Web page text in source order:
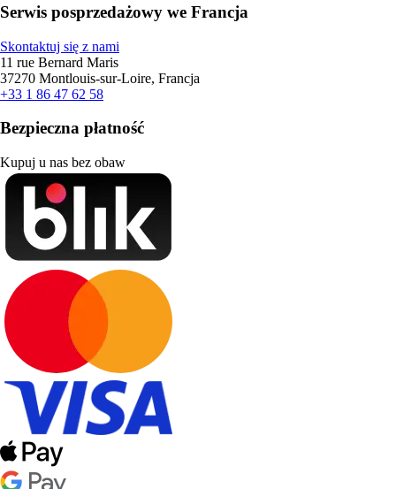
Serwis posprzedażowy we Francja
Skontaktuj się z nami
11 rue Bernard Maris
37270 Montlouis-sur-Loire, Francja
+33 1 86 47 62 58
Bezpieczna płatność
Kupuj u nas bez obaw